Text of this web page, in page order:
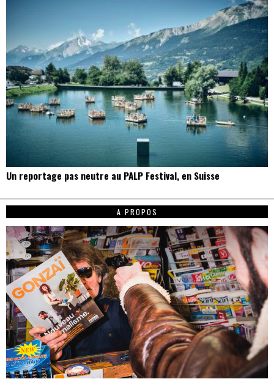
Un reportage pas neutre au PALP Festival, en Suisse
A PROPOS